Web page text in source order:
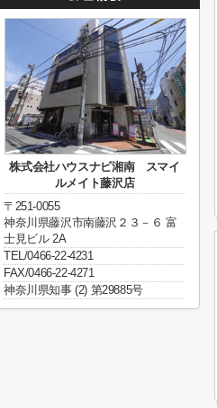
株式会社ハウスナビ湘南 スマイ
ルメイト藤沢店
〒251-0055
神奈川県藤沢市南藤沢２３－６ 富
士見ビル 2A
TEL/0466-22-4231
FAX/0466-22-4271
神奈川県知事 (2) 第29885号